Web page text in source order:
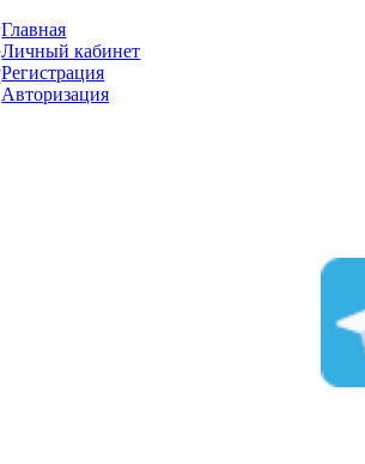
Главная
Личный кабинет
Регистрация
Авторизация